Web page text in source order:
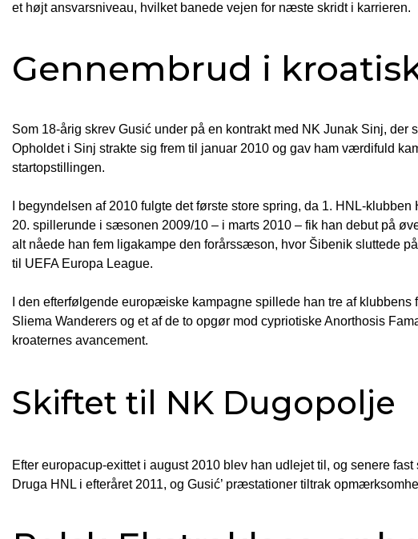
et højt ansvarsniveau, hvilket banede vejen for næste skridt i karrieren.
Gennembrud i
Som 18-årig skrev Gusić under på en kontrakt med NK Junak Sinj,
Opholdet i Sinj strakte sig frem til januar 2010 og gav ham værdifuld
startopstillingen.
I begyndelsen af 2010 fulgte det første store spring, da 1. HNL-
20. spillerunde i sæsonen 2009/10 – i marts 2010 – fik han debut på
alt nåede han fem ligakampe den forårssæson, hvor Šibenik sluttede
til UEFA Europa League.
I den efterfølgende europæiske kampagne spillede han tre af
Sliema Wanderers og et af de to opgør mod cypriotiske Anorthosis
kroaternes avancement.
Skiftet til NK Dugopolje
Efter europacup-exittet i august 2010 blev han udlejet til, og senere
Druga HNL i efteråret 2011, og Gusić’ præstationer tiltrak